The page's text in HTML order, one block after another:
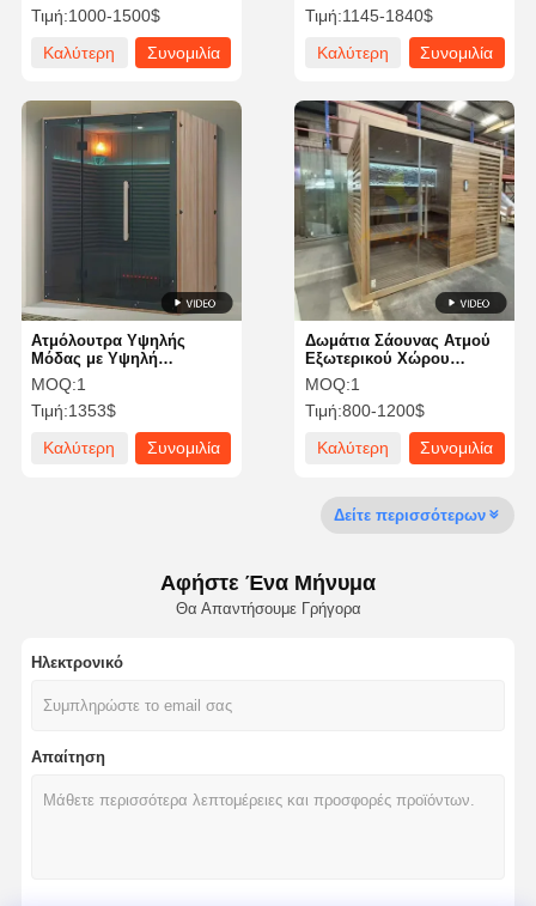
Αρχική
Σελίδα
Προϊόντα
Σχετικά Με
Εμάς
Γύρος
Εργοστασίων
Ποιοτικός
Επαφή Νέα
Συνομιλία
Υπαίθριο Γραφείο Φλούδα
μπανιέρα πάγου
Τιμή:1145-1840$
Καλύτερη
Συνομιλία
Τιμή:1000-1500$
Καλύτερη
Συνομιλία
Δωμάτια Σάουνας Ατμού
Εξωτερικού Χώρου
Πολυτελείας Υψηλής
Αντοχής Για 4 Άτομα
MOQ:1
Τιμή:800-1200$
Καλύτερη
Συνομιλία
Ατμόλουτρα Υψηλής
Μόδας με Υψηλή
Ιδιωτικότητα και
Πιστοποίηση CE
MOQ:1
Τιμή:1353$
Καλύτερη
Συνομιλία
Δείτε περισσότερων
Αφήστε Ένα Μήνυμα
Θα Απαντήσουμε Γρήγορα
Ηλεκτρονικό
Απαίτηση